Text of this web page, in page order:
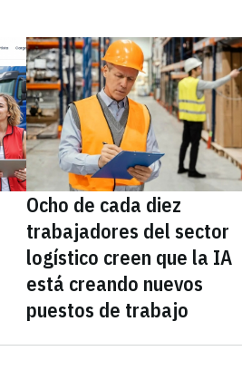
Ocho de cada diez
trabajadores del sector
logístico creen que la IA
está creando nuevos
puestos de trabajo